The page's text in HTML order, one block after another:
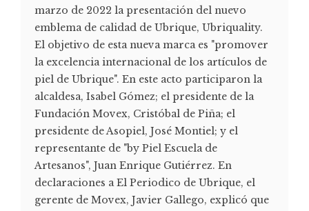
marzo de 2022 la presentación del nuevo
emblema de calidad de Ubrique, Ubriquality.
El objetivo de esta nueva marca es "promover
la excelencia internacional de los artículos de
piel de Ubrique". En este acto participaron la
alcaldesa, Isabel Gómez; el presidente de la
Fundación Movex, Cristóbal de Piña; el
presidente de Asopiel, José Montiel; y el
representante de "by Piel Escuela de
Artesanos", Juan Enrique Gutiérrez. En
declaraciones a El Periodico de Ubrique, el
gerente de Movex, Javier Gallego, explicó que